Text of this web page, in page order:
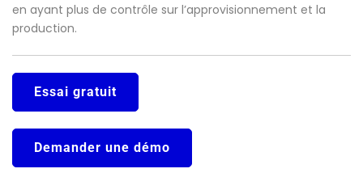
en ayant plus de contrôle sur l’approvisionnement et la
production.
Essai gratuit
Demander une démo